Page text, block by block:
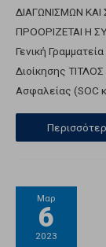
ΔΙΑΓΩΝΙΣΜΩΝ
ΠΡΟΟΡΙΖΕΤΑΙ Η
Γενική
Διοίκησης
Ασφαλείας (SOC
Μαρ
6
2023